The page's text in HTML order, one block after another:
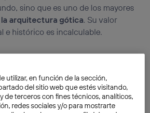
sino que es uno de los mayores
arquitectura gótica. Su valor
e histórico es incalculable.
lunes ha resultado ser el mayor
que se viralizó la imagen de la aguja
hizo temer lo peor. Sin
de la estructura, así como la
utilizar, en función de la sección,
del sitio web que estés visitando,
de terceros con fines técnicos, analíticos,
redes sociales y/o para mostrarte